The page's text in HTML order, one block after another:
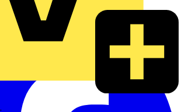
Datenschutzerklärung